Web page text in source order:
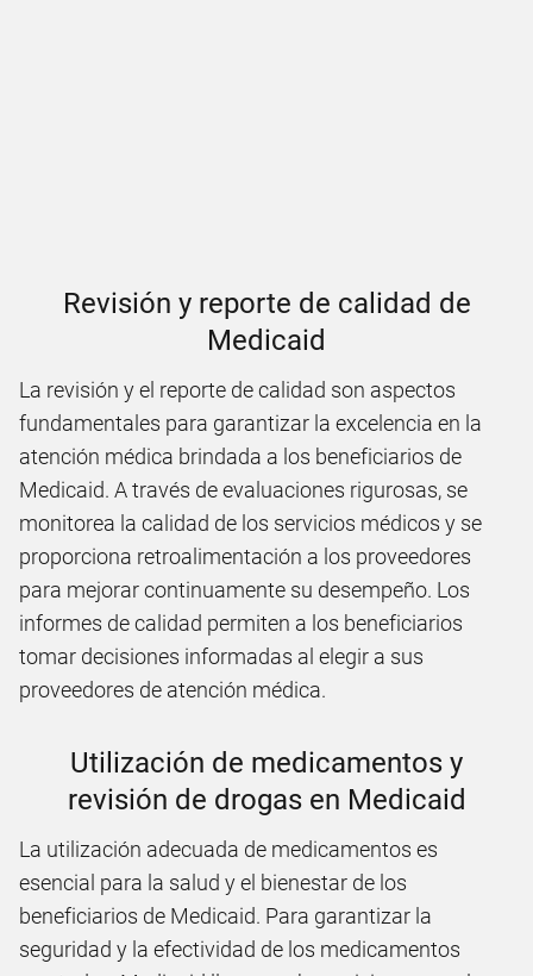
Revisión y reporte de calidad de
Medicaid
La revisión y el reporte de calidad son aspectos
fundamentales para garantizar la excelencia en la
atención médica brindada a los beneficiarios de
Medicaid. A través de evaluaciones rigurosas, se
monitorea la calidad de los servicios médicos y se
proporciona retroalimentación a los proveedores
para mejorar continuamente su desempeño. Los
informes de calidad permiten a los beneficiarios
tomar decisiones informadas al elegir a sus
proveedores de atención médica.
Utilización de medicamentos y
revisión de drogas en Medicaid
La utilización adecuada de medicamentos es
esencial para la salud y el bienestar de los
beneficiarios de Medicaid. Para garantizar la
seguridad y la efectividad de los medicamentos